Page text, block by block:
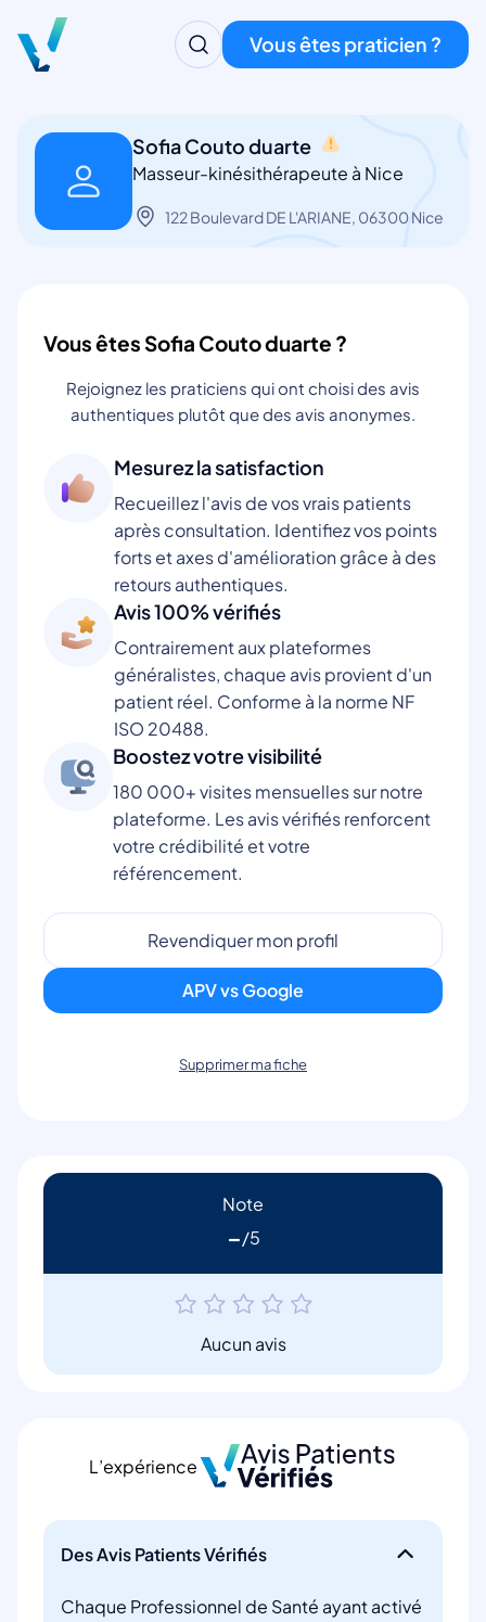
Vous êtes praticien ?
Sofia Couto duarte
Masseur-kinésithérapeute à Nice
122 Boulevard DE L'ARIANE, 06300 Nice
Vous êtes Sofia Couto duarte ?
Rejoignez les praticiens qui ont choisi des avis
authentiques plutôt que des avis anonymes.
Mesurez la satisfaction
Recueillez l'avis de vos vrais patients
après consultation. Identifiez vos points
forts et axes d'amélioration grâce à des
retours authentiques.
Avis 100% vérifiés
Contrairement aux plateformes
généralistes, chaque avis provient d'un
patient réel. Conforme à la norme NF
ISO 20488.
Boostez votre visibilité
180 000+ visites mensuelles sur notre
plateforme. Les avis vérifiés renforcent
votre crédibilité et votre
référencement.
Revendiquer mon profil
APV vs Google
Supprimer ma fiche
Note
-
Aucun avis
L’expérience
Des Avis Patients Vérifiés
Chaque Professionnel de Santé ayant activé